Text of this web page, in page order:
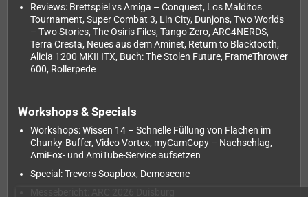
Reviews: Brettspiel vs Amiga – Conquest, Los Malditos
Tournament, Super Combat 3, Lin City, Dunjons, Two Worlds
– Two Stories, The Osiris Files, Tango Zero, ARC4NERDS,
Terra Cresta, Neues aus dem Aminet, Return to Blacktooth,
Alicia 1200 MKII ITX, Buch: The Stolen Future, FrameThrower
600, Rollerpede
Workshops & Specials
Workshops: Wissen 14 – Schnelle Füllung von Flächen im
Chunky-Buffer, Video Vortex, myCamCopy – Nachschlag,
AmiFox- und AmiTube-Service aufsetzen
Special: Trevors Soapbox, Demoscene